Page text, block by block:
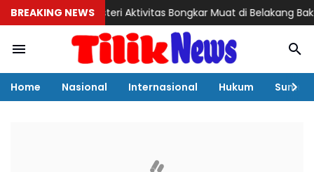
BREAKING NEWS
Misteri Aktivitas Bongkar Muat di Belakang Bakamla
Home Nasional Internasional Hukum Sumut